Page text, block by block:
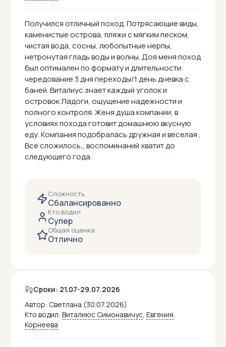
Получился отличный поход. Потрясающие виды,
каменистые острова, пляжи с мягким песком,
чистая вода, сосны, любопытные нерпы,
нетронутая гладь воды и волны. Доя меня поход
был оптимален по формату и длительности:
чередование 3 дня переходы/1 день дневка с
баней. Виталиус знает каждый уголок и
островок Ладоги, ощущение надежности и
полного контроля. Женя душа компании, в
условиях похода готовит домашнюю вкусную
еду. Компания подобралась дружная и веселая ,
Все сложилось,, воспоминаний хватит до
следующего года.
Сложность
Сбалансированно
Кто водил
Супер
Общая оценка
Отлично
Сроки: 21.07-29.07.2026
Автор: Светлана (30.07.2026)
Кто водил: Виталиюс Симонавичус, Евгения
Корнеева